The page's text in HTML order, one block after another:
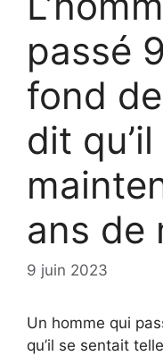
passé
fond
dit qu’il
ans de
9 juin 2023
Un homme qui
qu’il se sentait